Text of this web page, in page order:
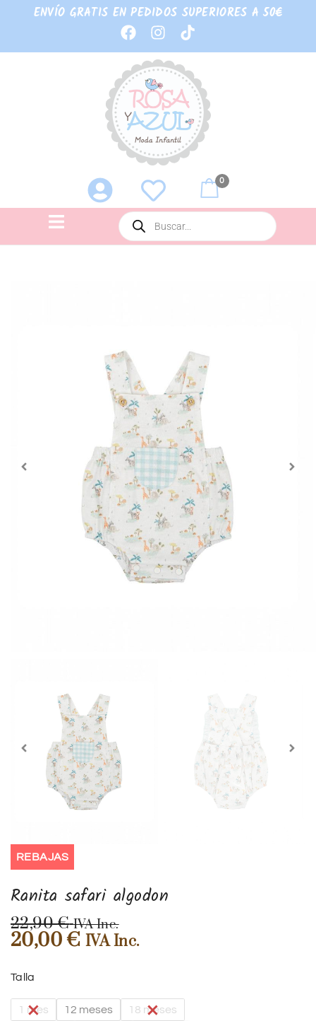
ENVÍO GRATIS EN PEDIDOS SUPERIORES A 50€
0
REBAJAS
Ranita safari algodon
22,90€ IVA Inc.
20,00€ IVA Inc.
Talla
1 mes 12 meses
18 meses